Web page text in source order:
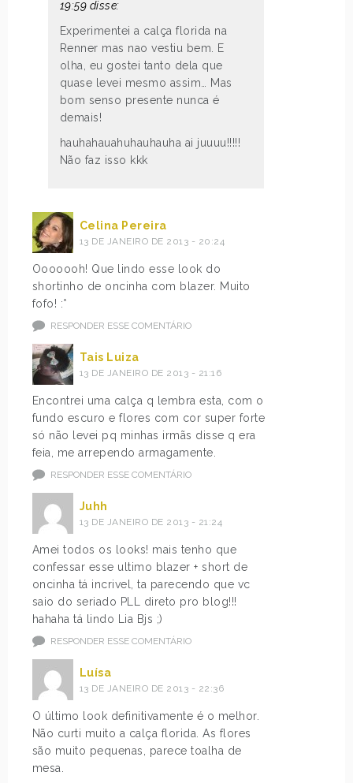
19:59 disse:
Experimentei a calça florida na
Renner mas nao vestiu bem. E
olha, eu gostei tanto dela que
quase levei mesmo assim… Mas
bom senso presente nunca é
demais!
hauhahauahuhauhauha ai juuuu!!!!!
Não faz isso kkk
Celina Pereira
13 DE JANEIRO DE 2013 - 20:24
Ooooooh! Que lindo esse look do
shortinho de oncinha com blazer. Muito
fofo! :*
RESPONDER ESSE COMENTÁRIO
Tais Luiza
13 DE JANEIRO DE 2013 - 21:16
Encontrei uma calça q lembra esta, com o
fundo escuro e flores com cor super forte
só não levei pq minhas irmãs disse q era
feia, me arrependo armagamente.
RESPONDER ESSE COMENTÁRIO
Juhh
13 DE JANEIRO DE 2013 - 21:24
Amei todos os looks! mais tenho que
confessar esse ultimo blazer + short de
oncinha tá incrivel, ta parecendo que vc
saio do seriado PLL direto pro blog!!!
hahaha tá lindo Lia Bjs ;)
RESPONDER ESSE COMENTÁRIO
Luísa
13 DE JANEIRO DE 2013 - 22:36
O último look definitivamente é o melhor.
Não curti muito a calça florida. As flores
são muito pequenas, parece toalha de
mesa.